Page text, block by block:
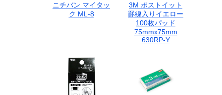
ニチバン マイタッ
ク ML-8
3M ポストイット
罫線入りイエロー
100枚パッド
75mmx75mm
630RP-Y